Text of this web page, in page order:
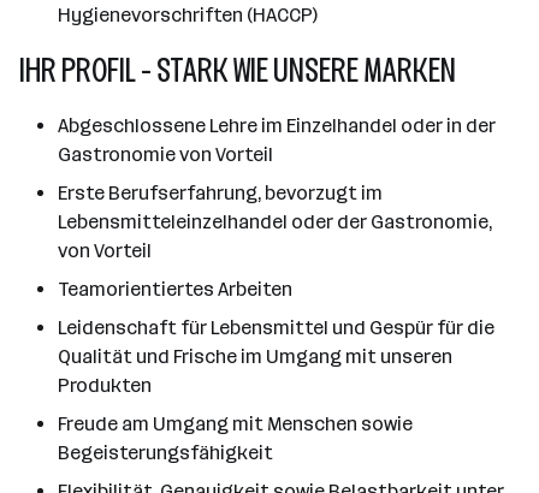
Hygienevorschriften (HACCP)
IHR PROFIL - STARK WIE UNSERE MARKEN
Abgeschlossene Lehre im Einzelhandel oder in der
Gastronomie von Vorteil
Erste Berufserfahrung, bevorzugt im
Lebensmitteleinzelhandel oder der Gastronomie,
von Vorteil
Teamorientiertes Arbeiten
Leidenschaft für Lebensmittel und Gespür für die
Qualität und Frische im Umgang mit unseren
Produkten
Freude am Umgang mit Menschen sowie
Begeisterungsfähigkeit